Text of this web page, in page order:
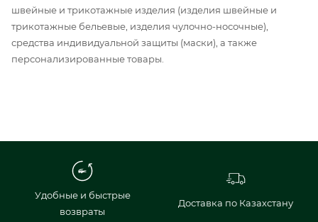
швейные и трикотажные изделия (изделия швейные и
трикотажные бельевые, изделия чулочно-носочные),
средства индивидуальной защиты (маски), а также
персонализированные товары.
Удобные и быстрые
возвраты
Доставка по Казахстану